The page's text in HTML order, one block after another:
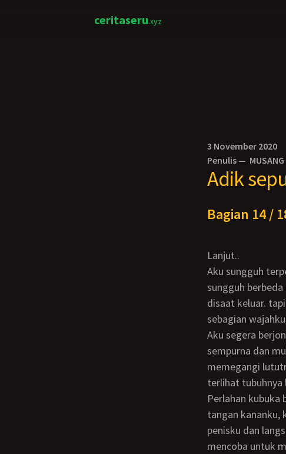
ceritaseru.xyz
3 November 2020
Penulis —
Adik
Bagian 14 /
Lanjut..
Aku sungguh terpesona melihat Devi yang squirt karena baru kali ini aku melihatnya,
sungguh
disaat keluar.
sebagian
Aku segera berjongkok didepan selakangannya Devi, kuposisikan tubuhnya rebah
sempurna dan
memegangi
terlihat tubuhnya
Perlahan kubuka belahan bibir memeknya Devi menggunakan jempol dan jari telunjuk
tangan kananku,
penisku dan
mencoba untuk